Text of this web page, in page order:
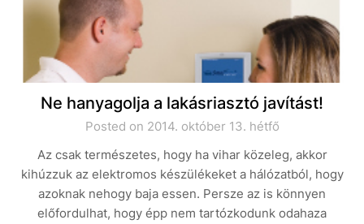
Ne hanyagolja a lakásriasztó javítást!
Posted on 2014. október 13. hétfő
Az csak természetes, hogy ha vihar közeleg, akkor
kihúzzuk az elektromos készülékeket a hálózatból, hogy
azoknak nehogy baja essen. Persze az is könnyen
előfordulhat, hogy épp nem tartózkodunk odahaza